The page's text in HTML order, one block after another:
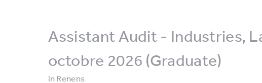
Assistant Audit - Industries,
octobre 2026 (Graduate)
inRenens